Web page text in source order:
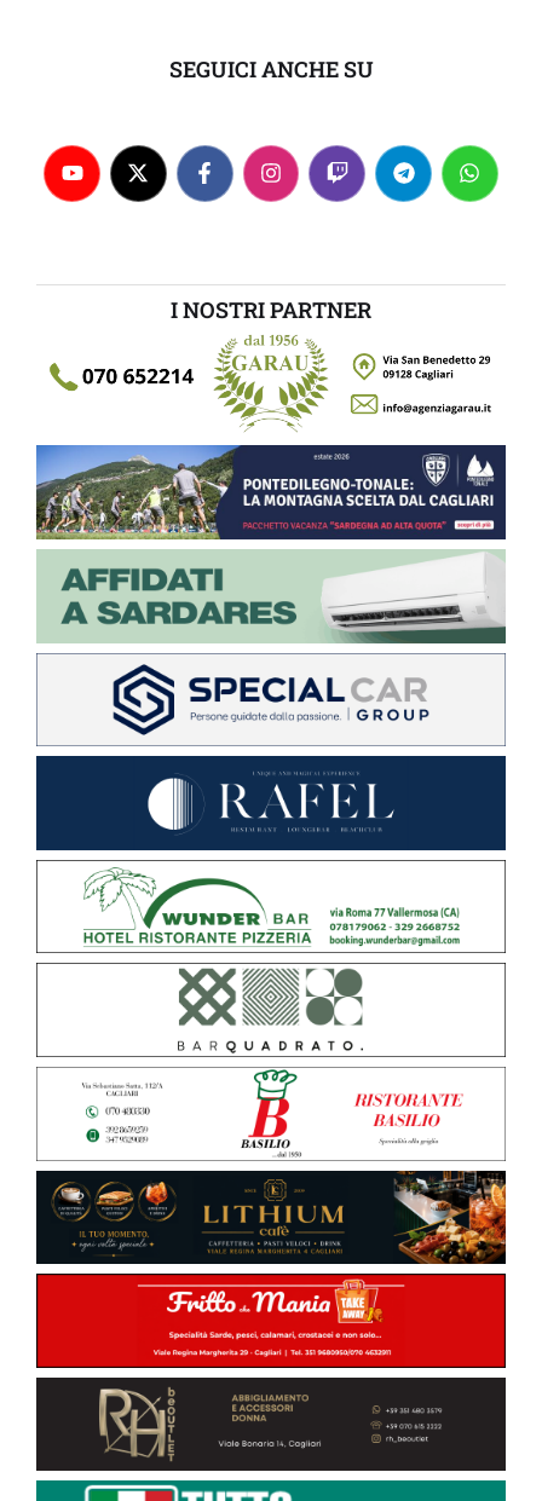
SEGUICI ANCHE SU
I NOSTRI PARTNER